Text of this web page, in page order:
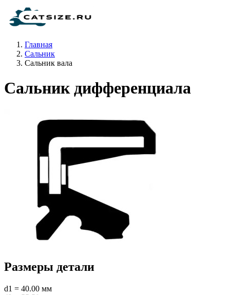
Главная
Сальник
Сальник вала
Сальник дифференциала
Размеры детали
d1 = 40.00 мм